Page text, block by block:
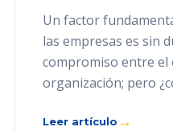
Un factor
las empresas es sin
compromiso entre el
organización; pero
Leer artículo →